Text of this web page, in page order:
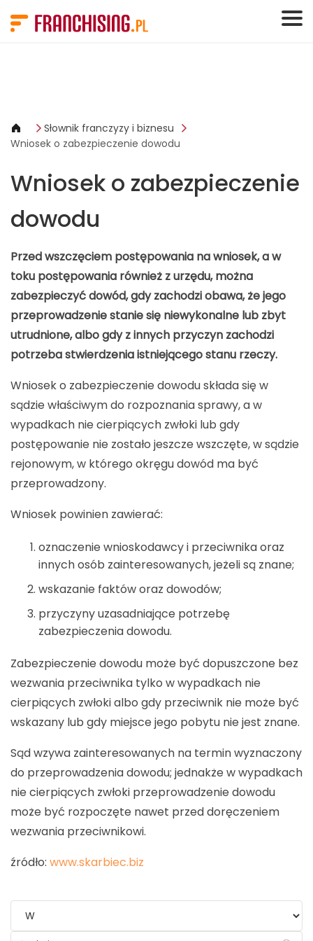
Słownik franczyzy i biznesu
Wniosek o zabezpieczenie dowodu
Wniosek o zabezpieczenie
dowodu
Przed wszczęciem postępowania na wniosek, a w
toku postępowania również z urzędu, można
zabezpieczyć dowód, gdy zachodzi obawa, że jego
przeprowadzenie stanie się niewykonalne lub zbyt
utrudnione, albo gdy z innych przyczyn zachodzi
potrzeba stwierdzenia istniejącego stanu rzeczy.
Wniosek o zabezpieczenie dowodu składa się w
sądzie właściwym do rozpoznania sprawy, a w
wypadkach nie cierpiących zwłoki lub gdy
postępowanie nie zostało jeszcze wszczęte, w sądzie
rejonowym, w którego okręgu dowód ma być
przeprowadzony.
Wniosek powinien zawierać:
oznaczenie wnioskodawcy i przeciwnika oraz
innych osób zainteresowanych, jeżeli są znane;
wskazanie faktów oraz dowodów;
przyczyny uzasadniające potrzebę
zabezpieczenia dowodu.
Zabezpieczenie dowodu może być dopuszczone bez
wezwania przeciwnika tylko w wypadkach nie
cierpiących zwłoki albo gdy przeciwnik nie może być
wskazany lub gdy miejsce jego pobytu nie jest znane.
Sąd wzywa zainteresowanych na termin wyznaczony
do przeprowadzenia dowodu; jednakże w wypadkach
nie cierpiących zwłoki przeprowadzenie dowodu
może być rozpoczęte nawet przed doręczeniem
wezwania przeciwnikowi.
źródło: www.skarbiec.biz